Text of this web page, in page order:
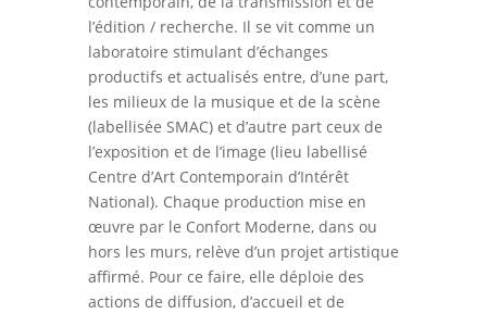
l’édition / recherche. Il se vit comme un
laboratoire stimulant d’échanges
productifs et actualisés entre, d’une part,
les milieux de la musique et de la scène
(labellisée SMAC) et d’autre part ceux de
l’exposition et de l’image (lieu labellisé
Centre d’Art Contemporain d’Intérêt
National). Chaque production mise en
œuvre par le Confort Moderne, dans ou
hors les murs, relève d’un projet artistique
affirmé. Pour ce faire, elle déploie des
actions de diffusion, d’accueil et de